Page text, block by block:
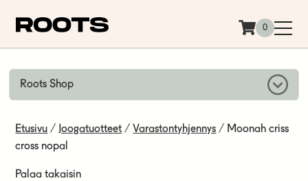
0
Roots Shop
Etusivu / Joogatuotteet / Varastontyhjennys / Moonah criss
cross nopal
Palaa takaisin